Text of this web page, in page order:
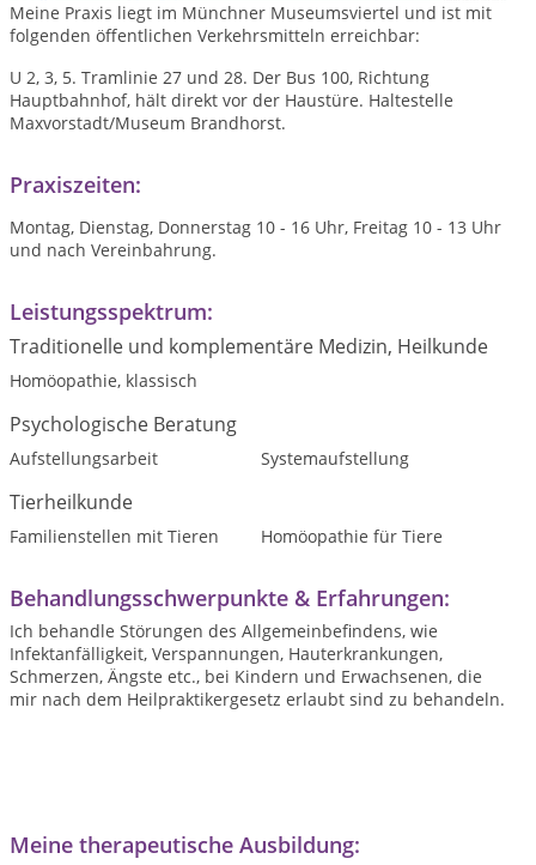
Meine Praxis liegt im Münchner Museumsviertel und ist mit
folgenden öffentlichen Verkehrsmitteln erreichbar:
U 2, 3, 5. Tramlinie 27 und 28. Der Bus 100, Richtung
Hauptbahnhof, hält direkt vor der Haustüre. Haltestelle
Maxvorstadt/Museum Brandhorst.
Praxiszeiten:
Montag, Dienstag, Donnerstag 10 - 16 Uhr, Freitag 10 - 13 Uhr
und nach Vereinbahrung.
Leistungsspektrum:
Traditionelle und komplementäre Medizin, Heilkunde
Homöopathie, klassisch
Psychologische Beratung
Aufstellungsarbeit Systemaufstellung
Tierheilkunde
Familienstellen mit Tieren Homöopathie für Tiere
Behandlungsschwerpunkte & Erfahrungen:
Ich behandle Störungen des Allgemeinbefindens, wie
Infektanfälligkeit, Verspannungen, Hauterkrankungen,
Schmerzen, Ängste etc., bei Kindern und Erwachsenen, die
mir nach dem Heilpraktikergesetz erlaubt sind zu behandeln.
Meine therapeutische Ausbildung: